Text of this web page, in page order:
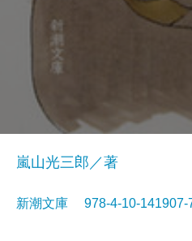
嵐山光三郎／著
新潮文庫 978-4-10-